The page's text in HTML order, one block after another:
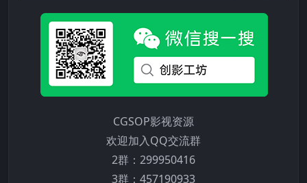
CGSOP影视资源
欢迎加入QQ交流群
2群：299950416
3群：457190933